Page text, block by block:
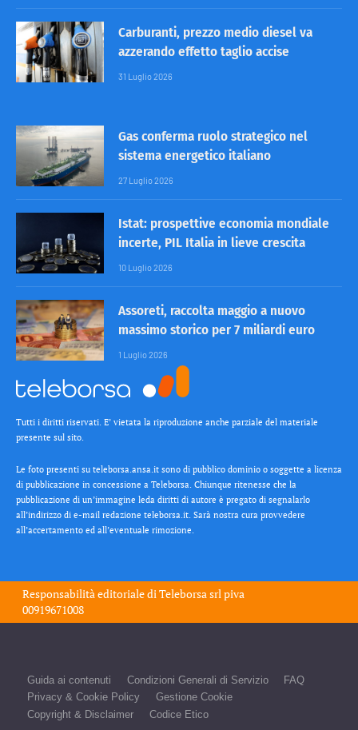
Carburanti, prezzo medio diesel va
azzerando effetto taglio accise
31 Luglio 2026
Gas conferma ruolo strategico nel
sistema energetico italiano
27 Luglio 2026
Istat: prospettive economia mondiale
incerte, PIL Italia in lieve crescita
10 Luglio 2026
Assoreti, raccolta maggio a nuovo
massimo storico per 7 miliardi euro
1 Luglio 2026
Tutti i diritti riservati. E’ vietata la riproduzione anche parziale del materiale
presente sul sito.
Le foto presenti su teleborsa.ansa.it sono di pubblico dominio o soggette a licenza
di pubblicazione in concessione a Teleborsa. Chiunque ritenesse che la
pubblicazione di un’immagine leda diritti di autore è pregato di segnalarlo
all’indirizzo di e-mail redazione teleborsa.it. Sarà nostra cura provvedere
all’accertamento ed all’eventuale rimozione.
Responsabilità editoriale diTeleborsa srl piva
00919671008
Guida ai contenuti Condizioni Generali di Servizio
FAQ
Privacy & Cookie Policy
Gestione Cookie
Copyright & Disclaimer
Codice Etico